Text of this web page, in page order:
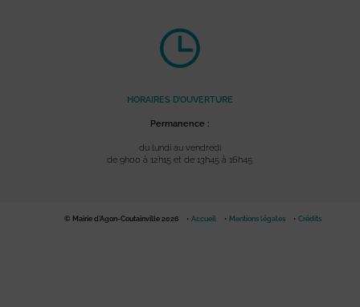
HORAIRES D’OUVERTURE
Permanence :
du lundi au vendredi
de 9h00 à 12h15 et de 13h45 à 16h45
© Mairie d'Agon-Coutainville 2026 Accueil Mentions légales Crédits